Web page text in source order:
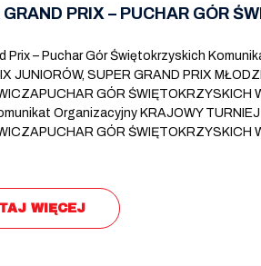
GRAND PRIX – PUCHAR GÓR
Prix – Puchar Gór Świętokrzyskich
JUNIORÓW, SUPER GRAND PRIX
GÓR
Organizacyjny KRAJOWY
GÓR ŚWIĘTOKRZYSKICH
WIĘCEJ